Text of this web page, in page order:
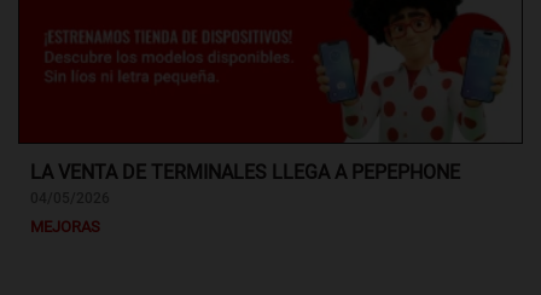
LA VENTA DE TERMINALES LLEGA A PEPEPHONE
MEJORAS